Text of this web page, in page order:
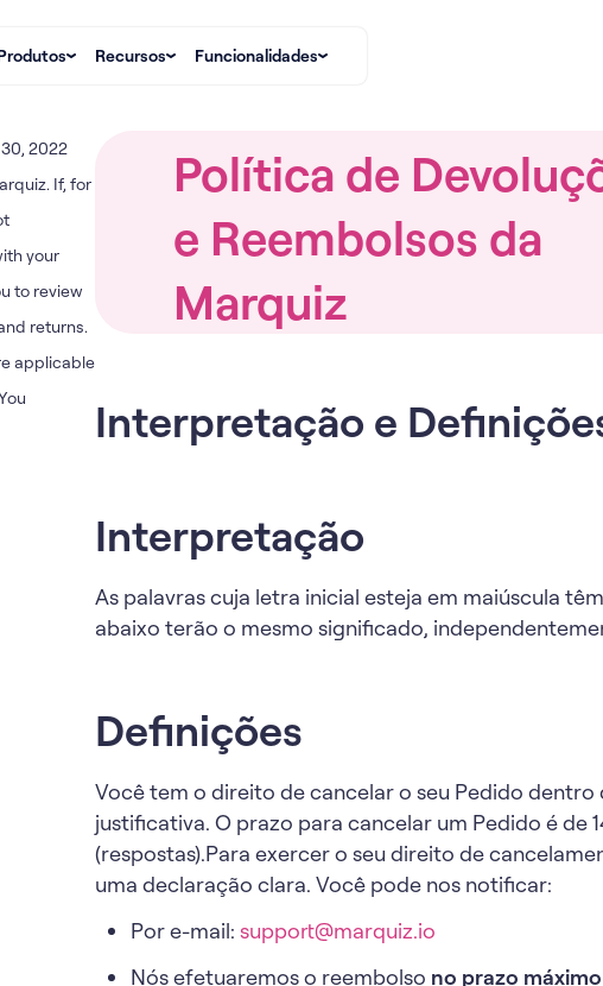
Recursos Funcionalidades
2022
If, for
your
to review
returns.
applicable
Política de
e Reembolsos da
Marquiz
Interpretação e
Interpretação
As palavras cuja letra inicial esteja em maiúscula
abaixo terão o mesmo significado,
Definições
Você tem o direito de cancelar o seu Pedido dentro
justificativa. O prazo para cancelar um Pedido é de
(respostas).Para exercer o seu direito de
uma declaração clara. Você pode nos notificar:
Por e-mail: support@marquiz.io
Nós efetuaremos o reembolso no prazo máximo